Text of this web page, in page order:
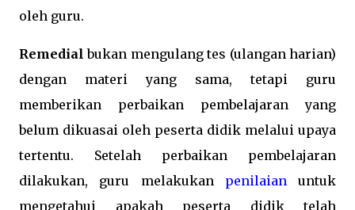
oleh guru.
Remedial bukan mengulang tes (ulangan harian)
dengan materi yang sama, tetapi guru
memberikan perbaikan pembelajaran yang
belum dikuasai oleh peserta didik melalui upaya
tertentu. Setelah perbaikan pembelajaran
dilakukan, guru melakukan penilaianuntuk
mengetahui apakah peserta didik telah